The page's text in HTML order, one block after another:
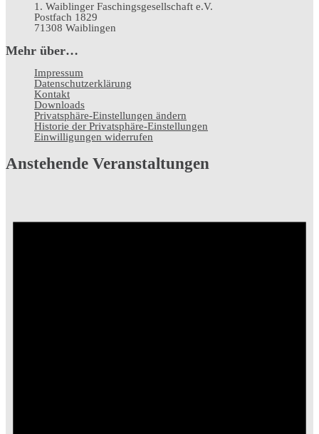
1. Waiblinger Faschingsgesellschaft e.V.
Postfach 1829
71308 Waiblingen
Mehr über…
Impressum
Datenschutz­erklärung
Kontakt
Downloads
Privatsphäre-Einstellungen ändern
Historie der Privatsphäre-Einstellungen
Einwilligungen widerrufen
Anstehende Veranstaltungen